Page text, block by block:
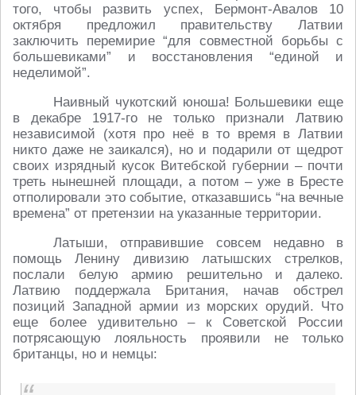
того, чтобы развить успех, Бермонт-Авалов 10
октября предложил правительству Латвии
заключить перемирие “для совместной борьбы с
большевиками” и восстановления “единой и
неделимой”.
Наивный чукотский юноша! Большевики еще
в декабре 1917-го не только признали Латвию
независимой (хотя про неё в то время в Латвии
никто даже не заикался), но и подарили от щедрот
своих изрядный кусок Витебской губернии – почти
треть нынешней площади, а потом – уже в Бресте
отполировали это событие, отказавшись “на вечные
времена” от претензии на указанные территории.
Латыши, отправившие совсем недавно в
помощь Ленину дивизию латышских стрелков,
послали белую армию решительно и далеко.
Латвию поддержала Британия, начав обстрел
позиций Западной армии из морских орудий. Что
еще более удивительно – к Советской России
потрясающую лояльность проявили не только
британцы, но и немцы: